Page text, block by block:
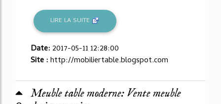
LIRE LA SUITE
Date: 2017-05-11 12:28:00
Site :http://mobiliertable.blogspot.com
Meuble table moderne: Vente meuble